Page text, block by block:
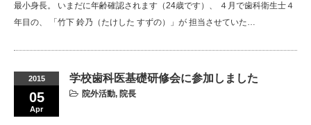
最小身長。 いまだに年齢確認されます（24歳です）、 ４月で歯科衛生士４
年目の、 「竹下 鈴乃（たけした すずの）」が 担当させていた…
2015
05
Apr
学校歯科医基礎研修会に参加しました
院外活動, 院長